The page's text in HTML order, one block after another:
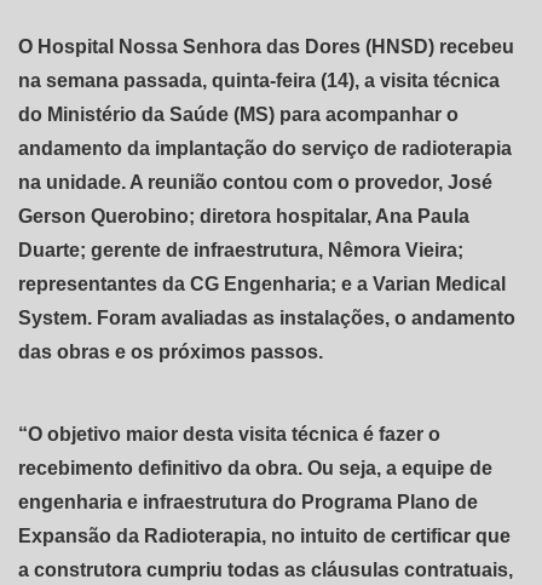
O Hospital Nossa Senhora das Dores (HNSD) recebeu
na semana passada, quinta-feira (14), a visita técnica
do Ministério da Saúde (MS) para acompanhar o
andamento da implantação do serviço de radioterapia
na unidade. A reunião contou com o provedor, José
Gerson Querobino; diretora hospitalar, Ana Paula
Duarte; gerente de infraestrutura, Nêmora Vieira;
representantes da CG Engenharia; e a Varian Medical
System. Foram avaliadas as instalações, o andamento
das obras e os próximos passos.
“O objetivo maior desta visita técnica é fazer o
recebimento definitivo da obra. Ou seja, a equipe de
engenharia e infraestrutura do Programa Plano de
Expansão da Radioterapia, no intuito de certificar que
a construtora cumpriu todas as cláusulas contratuais,